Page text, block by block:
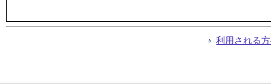
利用される